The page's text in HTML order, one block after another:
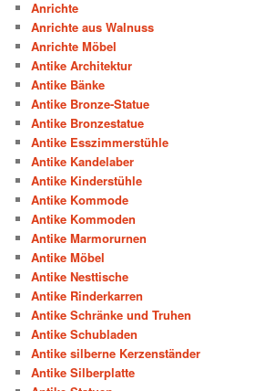
Anrichte
Anrichte aus Walnuss
Anrichte Möbel
Antike Architektur
Antike Bänke
Antike Bronze-Statue
Antike Bronzestatue
Antike Esszimmerstühle
Antike Kandelaber
Antike Kinderstühle
Antike Kommode
Antike Kommoden
Antike Marmorurnen
Antike Möbel
Antike Nesttische
Antike Rinderkarren
Antike Schränke und Truhen
Antike Schubladen
Antike silberne Kerzenständer
Antike Silberplatte